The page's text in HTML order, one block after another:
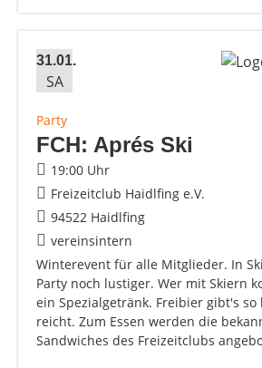
31.01.
SA
Party
FCH: Aprés Ski
19:00 Uhr
Freizeitclub Haidlfing e.V.
94522 Haidlfing
vereinsintern
Winterevent für alle Mitglieder. In
Party noch lustiger. Wer mit Skiern
ein Spezialgetränk. Freibier gibt's so
reicht. Zum Essen werden die
Sandwiches des Freizeitclubs